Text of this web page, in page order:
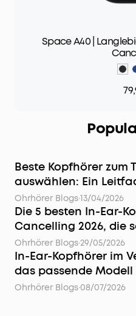
Space A40 |
Beste Kopfhörer zum
auswählen: Ein
Ohrhörer Blogs·13/04/2026
Die 5 besten In-Ear-
Cancelling 2026, die
Ohrhörer Blogs·29/05/2026
In-Ear-Kopfhörer im
das passende Modell
Ohrhörer Blogs·08/07/2026